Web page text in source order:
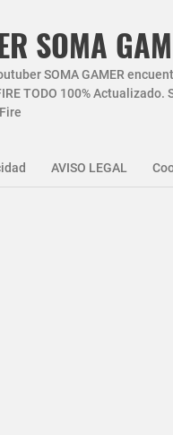
SOMA
SOMA GAMER
FIRE TODO 100%
AVISO LEGAL